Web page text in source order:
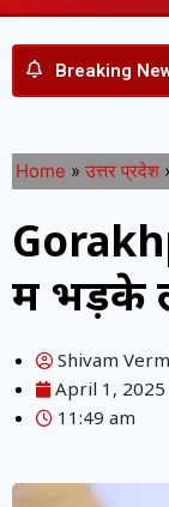
Breaking
कर रहा है
Home » उत्तर प्रदेश
में भड़के
Shivam
April 1, 2025
11:49 am